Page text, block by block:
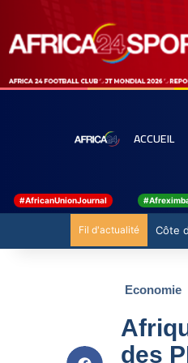
ACCUEIL
#AfricanUnionJournal
Fil d'actualité Côte
Economie
des